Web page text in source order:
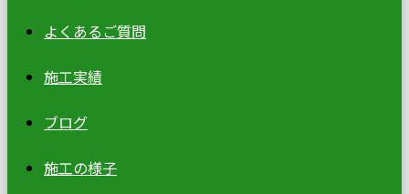
よくあるご質問
施工実績
ブログ
施工の様子